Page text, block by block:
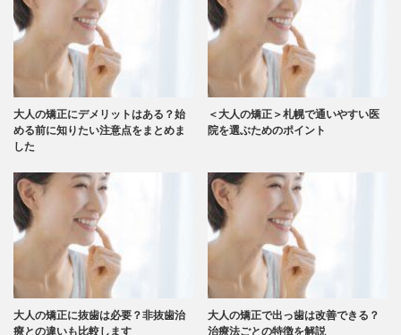
大人の矯正にデメリットはある？始
める前に知りたい注意点をまとめま
した
＜大人の矯正＞札幌で通いやすい医
院を選ぶためのポイント
大人の矯正に抜歯は必要？非抜歯治
療との違いも比較します
大人の矯正で出っ歯は改善できる？
治療法ごとの特徴を解説